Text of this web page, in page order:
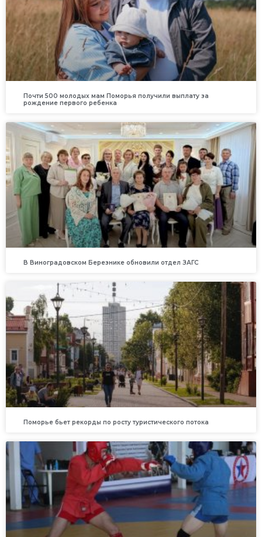
Почти 500 молодых мам Поморья получили выплату за
рождение первого ребенка
В Виноградовском Березнике обновили отдел ЗАГС
Поморье бьет рекорды по росту туристического потока